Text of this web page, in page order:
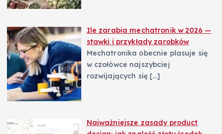
Ile zarabia mechatronik w 2026 —
stawki i przykłady zarobków
Mechatronika obecnie plasuje się
w czołówce najszybciej
rozwijających się […]
Najważniejsze zasady product